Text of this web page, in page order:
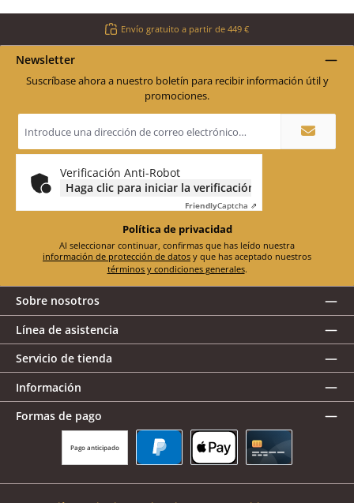
Envío gratuito a partir de 449 €
Newsletter
Suscríbase ahora a nuestro boletín para recibir información útil y
promociones.
de
correo
electrónico
Verificación Anti-Robot
Haga clic para iniciar la verificación
FriendlyCaptcha ⇗
Política de privacidad
información de protección de datos
términos y condiciones generales.
Sobre nosotros
Línea de asistencia
Servicio de tienda
Información
Formas de pago
Pago anticipado